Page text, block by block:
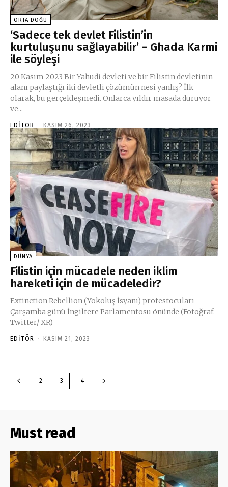
ORTA DOĞU
‘Sadece tek devlet Filistin’in
kurtuluşunu sağlayabilir’ – Ghada Karmi
ile söyleşi
20 Kasım 2023 Bir Yahudi devleti ve bir Filistin devletinin
alanı paylaştığı iki devletli çözümün nesi yanlış? İlk
olarak, bu gerçekleşmedi. Onlarca yıldır masada duruyor
ve...
EDITÖR - KASIM 26, 2023
DÜNYA
Filistin için mücadele neden iklim
hareketi için de mücadeledir?
Extinction Rebellion (Yokoluş İsyanı) protestocuları
Çarşamba günü İngiltere Parlamentosu önünde (Fotoğraf:
Twitter/ XR)
EDITÖR - KASIM 21, 2023
2 3 4
Must read